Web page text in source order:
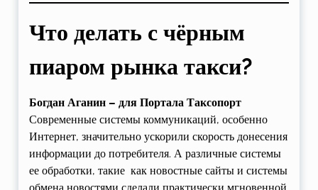
Что делать с чёрным
пиаром рынка такси?
Богдан Аганин – для Портала Таксопорт
Современные системы коммуникаций, особенно
Интернет, значительно ускорили скорость донесения
информации до потребителя. А различные системы
ее обработки, такие как новостные сайты и системы